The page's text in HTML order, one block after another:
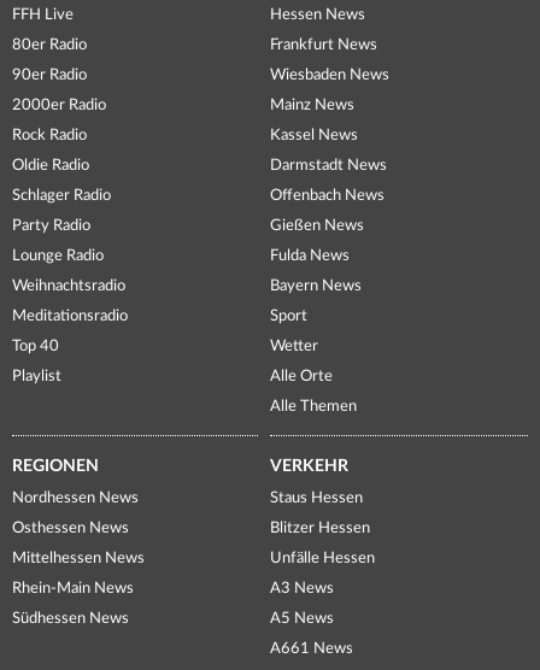
FFH Live
80er Radio
90er Radio
2000er Radio
Rock Radio
Oldie Radio
Schlager Radio
Party Radio
Lounge Radio
Weihnachtsradio
Meditationsradio
Top 40
Playlist
Hessen News
Frankfurt News
Wiesbaden News
Mainz News
Kassel News
Darmstadt News
Offenbach News
Gießen News
Fulda News
Bayern News
Sport
Wetter
Alle Orte
Alle Themen
REGIONEN
Nordhessen News
Osthessen News
Mittelhessen News
Rhein-Main News
Südhessen News
VERKEHR
Staus Hessen
Blitzer Hessen
Unfälle Hessen
A3 News
A5 News
A661 News